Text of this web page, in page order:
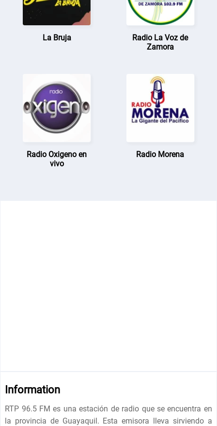
La Bruja
Radio La Voz de
Zamora
Radio Oxigeno en
vivo
Radio Morena
Information
RTP 96.5 FM es una estación de radio que se encuentra en
la provincia de Guayaquil. Esta emisora lleva sirviendo a